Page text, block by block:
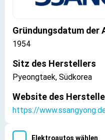
Gründungsdatum der
1954
Sitz des Herstellers
Pyeongtaek, Südkorea
Website des
https://
Elektroautos wählen